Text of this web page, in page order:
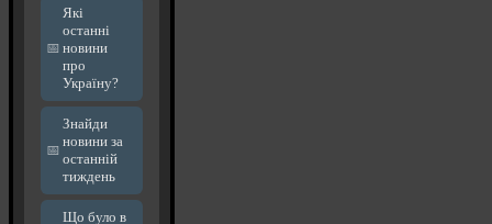
Які
останні
новини
про
Україну?
Знайди
новини за
останній
тиждень
Що було в